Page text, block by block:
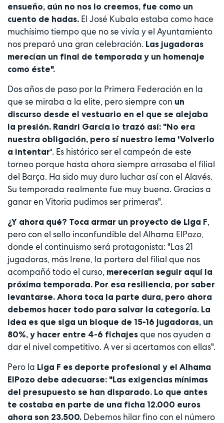
ensueño, aún no nos lo creemos, fue como un
cuento de hadas. El José Kubala estaba como hace
muchísimo tiempo que no se vivía y el Ayuntamiento
nos preparó una gran celebración. Las jugadoras
merecían un final de temporada y un homenaje
como éste".
Dos años de paso por la Primera Federación en la
que se miraba a la elite, pero siempre con un
discurso desde el vestuario en el que se alejaba
la presión. Randri García lo trazó así: "No era
nuestra obligación, pero sí nuestro lema 'Volverlo
a intentar'. Es histórico ser el campeón de este
torneo porque hasta ahora siempre arrasaba el filial
del Barça. Ha sido muy duro luchar así con el Alavés.
Su temporada realmente fue muy buena. Gracias a
ganar en Vitoria pudimos ser primeras".
¿Y ahora qué? Toca armar un proyecto de Liga F,
pero con el sello inconfundible del Alhama ElPozo,
donde el continuismo será protagonista: "Las 21
jugadoras, más Irene, la portera del filial que nos
acompañó todo el curso, merecerían seguir aquí la
próxima temporada. Por esa resiliencia, por saber
levantarse. Ahora toca la parte dura, pero ahora
debemos hacer todo para salvar la categoría. La
idea es que siga un bloque de 15-16 jugadoras, un
80%, y hacer entre 4-6 fichajes que nos ayuden a
dar el nivel competitivo. A ver si acertamos con ellas".
Pero la Liga F es deporte profesional y el Alhama
ElPozo debe adecuarse: "Las exigencias mínimas
del presupuesto se han disparado. Lo que antes
te costaba en parte de una ficha 12.000 euros
ahora son 23.500. Debemos hilar fino con el número